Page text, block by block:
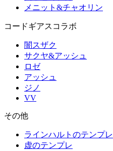
メニット&チャオリン
コードギアスコラボ
闇スザク
サクヤ&アッシュ
ロゼ
アッシュ
ジノ
VV
その他
ラインハルトのテンプレ
虚のテンプレ